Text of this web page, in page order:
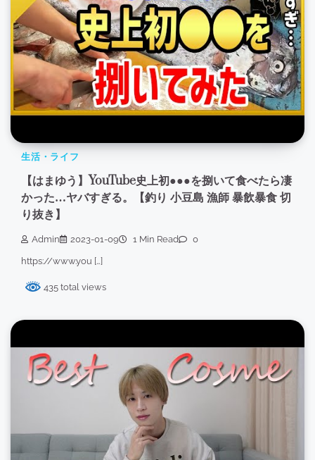
生活・ライフ
【はまゆう】YouTube史上初●●●を捌いて食べたら凄
かった…ヤバすぎる。【釣り 小豆島 漁師 暴飲暴食 切
り抜き】
Admin 2023-01-09 1 Min Read 0
https://www.you […]
435 total views